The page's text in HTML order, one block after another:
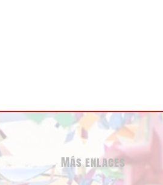
Más enlaces